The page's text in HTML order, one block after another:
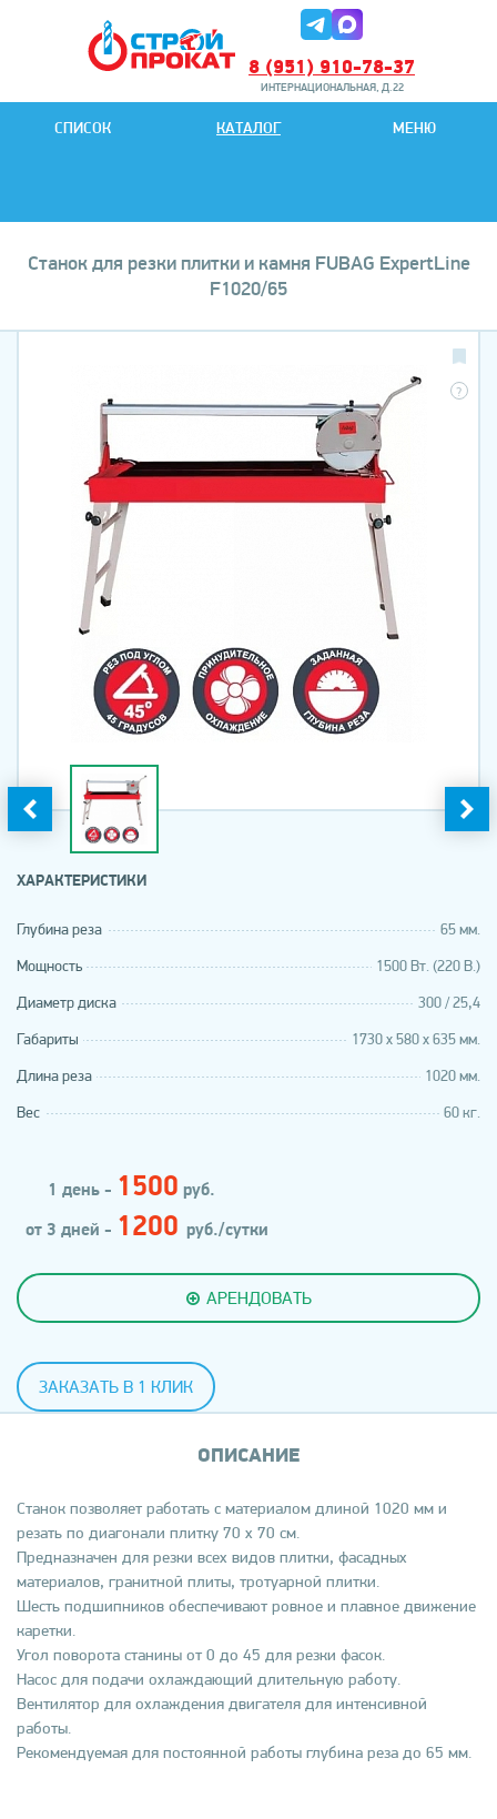
СПИСОК КАТАЛОГ МЕНЮ
8 (951) 910-78-37
ИНТЕРНАЦИОНАЛЬНАЯ, Д.22
ИНТЕРНАЦИОНАЛЬНАЯ, Д.22
Станок для резки плитки и камня FUBAG ExpertLine
F1020/65
?
ХАРАКТЕРИСТИКИ
Глубина реза 65 мм.
Мощность 1500 Вт. (220 В.)
Диаметр диска 300 / 25,4
Габариты 1730 х 580 х 635 мм.
Длина реза 1020 мм.
Вес 60 кг.
1 день - 1500 руб.
от 3 дней - 1200 руб./сутки
АРЕНДОВАТЬ
ЗАКАЗАТЬ В 1 КЛИК
ОПИСАНИЕ
Станок позволяет работать с материалом длиной 1020 мм и
резать по диагонали плитку 70 х 70 см.
Предназначен для резки всех видов плитки, фасадных
материалов, гранитной плиты, тротуарной плитки.
Шесть подшипников обеспечивают ровное и плавное движение
каретки.
Угол поворота станины от 0 до 45 для резки фасок.
Насос для подачи охлаждающий длительную работу.
Вентилятор для охлаждения двигателя для интенсивной
работы.
Рекомендуемая для постоянной работы глубина реза до 65 мм.